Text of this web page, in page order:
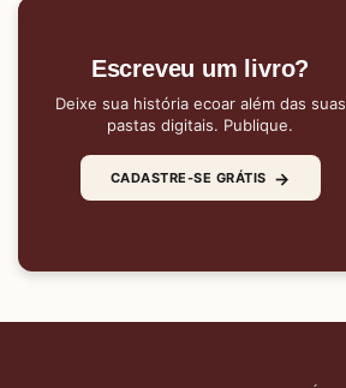
Escreveu um livro?
Deixe sua história ecoar além das suas
pastas digitais. Publique.
CADASTRE-SE GRÁTIS →